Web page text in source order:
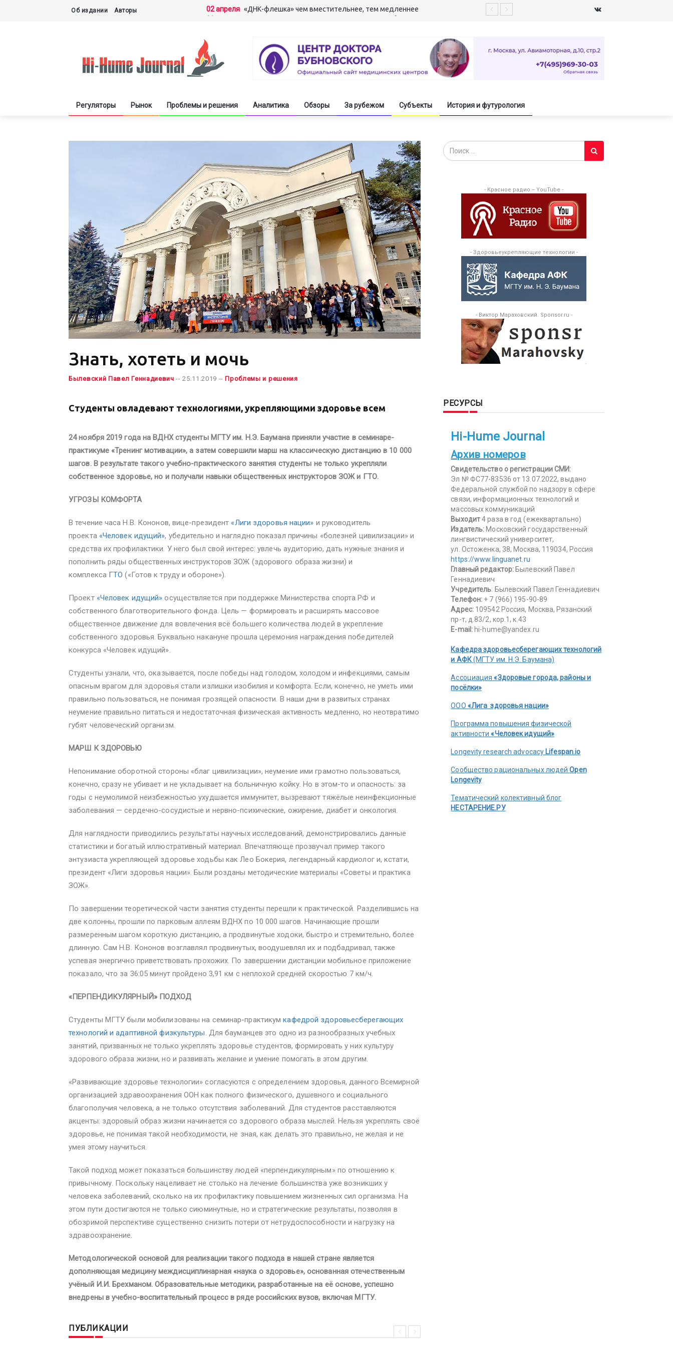
Об издании Авторы 02 апреля «ДНК-флешка» чем вместительнее, тем медленнее
03 декабря
Молодёжь обостряет информационное противоборство
Регуляторы Рынок Проблемы и решения Аналитика Обзоры За рубежом Субъекты История и футурология
Знать, хотеть и мочь
Былевский Павел Геннадиевич -- 25.11.2019 -- Проблемы и решения
Студенты овладевают технологиями, укрепляющими здоровье всем
24 ноября 2019 года на ВДНХ студенты МГТУ им. Н.Э. Баумана приняли участие в семинаре-
практикуме «Тренинг мотивации», а затем совершили марш на классическую дистанцию в 10 000
шагов. В результате такого учебно-практического занятия студенты не только укрепляли
собственное здоровье, но и получали навыки общественных инструкторов ЗОЖ и ГТО.
УГРОЗЫ КОМФОРТА
В течение часа Н.В. Кононов, вице-президент «Лиги здоровья нации» и руководитель
проекта «Человек идущий», убедительно и наглядно показал причины «болезней цивилизации» и
средства их профилактики. У него был свой интерес: увлечь аудиторию, дать нужные знания и
пополнить ряды общественных инструкторов ЗОЖ (здорового образа жизни) и
комплекса ГТО(«Готов к труду и обороне»).
Проект «Человек идущий» осуществляется при поддержке Министерства спорта РФ и
собственного благотворительного фонда. Цель — формировать и расширять массовое
общественное движение для вовлечения всё большего количества людей в укрепление
собственного здоровья. Буквально накануне прошла церемония награждения победителей
конкурса «Человек идущий».
Студенты узнали, что, оказывается, после победы над голодом, холодом и инфекциями, самым
опасным врагом для здоровья стали излишки изобилия и комфорта. Если, конечно, не уметь ими
правильно пользоваться, не понимая грозящей опасности. В наши дни в развитых странах
неумение правильно питаться и недостаточная физическая активность медленно, но неотвратимо
губят человеческий организм.
МАРШ К ЗДОРОВЬЮ
Непонимание оборотной стороны «благ цивилизации», неумение ими грамотно пользоваться,
конечно, сразу не убивает и не укладывает на больничную койку. Но в этом-то и опасность: за
годы с неумолимой неизбежностью ухудшается иммунитет, вызревают тяжёлые неинфекционные
заболевания — сердечно-сосудистые и нервно-психические, ожирение, диабет и онкология.
Для наглядности приводились результаты научных исследований, демонстрировались данные
статистики и богатый иллюстративный материал. Впечатляюще прозвучал пример такого
энтузиаста укрепляющей здоровье ходьбы как Лео Бокерия, легендарный кардиолог и, кстати,
президент «Лиги здоровья нации». Были розданы методические материалы «Советы и практика
ЗОЖ».
По завершении теоретической части занятия студенты перешли к практической. Разделившись на
две колонны, прошли по парковым аллеям ВДНХ по 10 000 шагов. Начинающие прошли
размеренным шагом короткую дистанцию, а продвинутые ходоки, быстро и стремительно, более
длинную. Сам Н.В. Кононов возглавлял продвинутых, воодушевлял их и подбадривал, также
успевая энергично приветствовать прохожих. По завершении дистанции мобильное приложение
показало, что за 36:05 минут пройдено 3,91 км с неплохой средней скоростью 7 км/ч.
«ПЕРПЕНДИКУЛЯРНЫЙ» ПОДХОД
Студенты МГТУ были мобилизованы на семинар-практикумкафедрой здоровьесберегающих
технологий и адаптивной физкультуры. Для бауманцев это одно из разнообразных учебных
занятий, призванных не только укреплять здоровье студентов, формировать у них культуру
здорового образа жизни, но и развивать желание и умение помогать в этом другим.
«Развивающие здоровье технологии» согласуются с определением здоровья, данного Всемирной
организацией здравоохранения ООН как полного физического, душевного и социального
благополучия человека, а не только отсутствия заболеваний. Для студентов расставляются
акценты: здоровый образ жизни начинается со здорового образа мыслей. Нельзя укреплять своё
здоровье, не понимая такой необходимости, не зная, как делать это правильно, не желая и не
умея этому научиться.
Такой подход может показаться большинству людей «перпендикулярным» по отношению к
привычному. Поскольку нацеливает не столько на лечение большинства уже возникших у
человека заболеваний, сколько на их профилактику повышением жизненных сил организма. На
этом пути достигаются не только сиюминутные, но и стратегические результаты, позволяя в
обозримой перспективе существенно снизить потери от нетрудоспособности и нагрузку на
здравоохранение.
Методологической основой для реализации такого подхода в нашей стране является
дополняющая медицину междисциплинарная «наука о здоровье», основанная отечественным
учёный И.И. Брехманом. Образовательные методики, разработанные на её основе, успешно
внедрены в учебно-воспитательный процесс в ряде российских вузов, включая МГТУ.
ПУБЛИКАЦИИ
- Красное радио -- YouTube -
- Здоровьеукрепляющие технологии -
- Виктор Мараховский. Sponsor.ru -
РЕСУРСЫ
Hi-Hume Journal
Архив номеров
Свидетельство о регистрации СМИ:
Эл № ФС77-83536 от 13.07.2022, выдано
Федеральной службой по надзору в сфере
связи, информационных технологий и
массовых коммуникаций
Выходит4 раза в год (ежеквартально)
Издатель: Московский государственный
лингвистический университет,
ул. Остоженка, 38, Москва, 119034, Россия
https://www.linguanet.ru
Главный редактор: Былевский Павел
Геннадиевич
Учредитель: Былевский Павел Геннадиевич
Телефон: + 7 (966) 195-90-89
Адрес: 109542 Россия, Москва, Рязанский
пр-т, д.83/2, кор.1, к.43
E-mail: hi-hume@yandex.ru
Кафедра здоровьесберегающих технологий
и АФК(МГТУ им. Н.Э. Баумана)
Ассоциация«Здоровые города, районы и
посёлки»
ООО «Лига здоровья нации»
Программа повышения физической
активности«Человек идущий»
Longevity research advocacy Lifespan.io
Сообщество рациональных людейOpen
Longevity
Тематический колективный блог
НЕСТАРЕНИЕ.РУ